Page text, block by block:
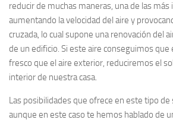
reducir de muchas maneras, una de las
aumentando la velocidad del aire y
cruzada, lo cual supone una renovación del
de un edificio. Si este aire conseguimos
fresco que el aire exterior, reduciremos el
interior de nuestra casa.
Las posibilidades que ofrece en este tipo
aunque en este caso te hemos hablado de